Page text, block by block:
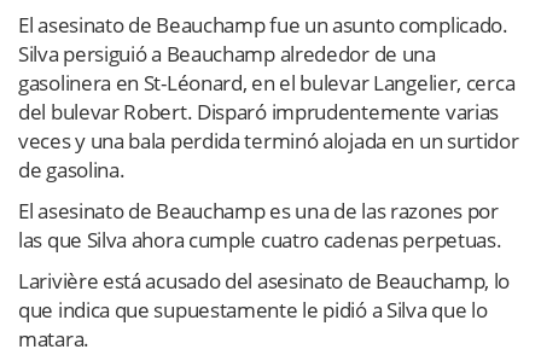
El asesinato de Beauchamp fue un asunto complicado.
Silva persiguió a Beauchamp alrededor de una
gasolinera en St-Léonard, en el bulevar Langelier, cerca
del bulevar Robert. Disparó imprudentemente varias
veces y una bala perdida terminó alojada en un surtidor
de gasolina.
El asesinato de Beauchamp es una de las razones por
las que Silva ahora cumple cuatro cadenas perpetuas.
Larivière está acusado del asesinato de Beauchamp, lo
que indica que supuestamente le pidió a Silva que lo
matara.